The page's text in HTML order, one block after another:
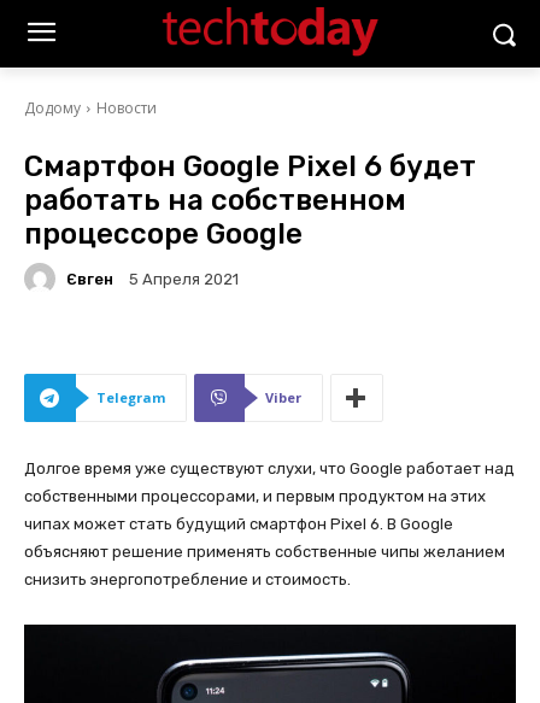
Додому Новости
Смартфон Google Pixel 6 будет
работать на собственном
процессоре Google
Євген 5 Апреля 2021
Telegram Viber
Долгое время уже существуют слухи, что Google работает над
собственными процессорами, и первым продуктом на этих
чипах может стать будущий смартфон Pixel 6. В Google
объясняют решение применять собственные чипы желанием
снизить энергопотребление и стоимость.